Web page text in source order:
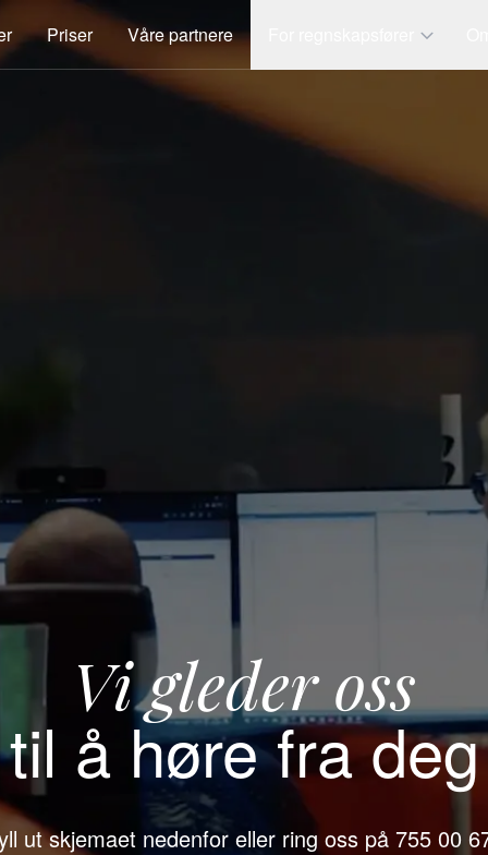
Priser Våre partnere
Vi gleder oss
til å høre fra deg
ut skjemaet nedenfor eller ring oss på 755 00